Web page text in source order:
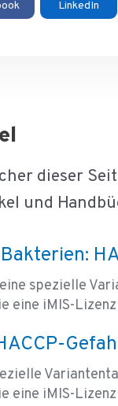
LinkedIn
dieser
und
spezielle
eine iMIS-
eine iMIS-